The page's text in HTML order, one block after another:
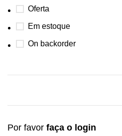
Oferta
Em estoque
On backorder
Por favor faça o login